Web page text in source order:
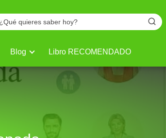
Blog Libro RECOMENDADO